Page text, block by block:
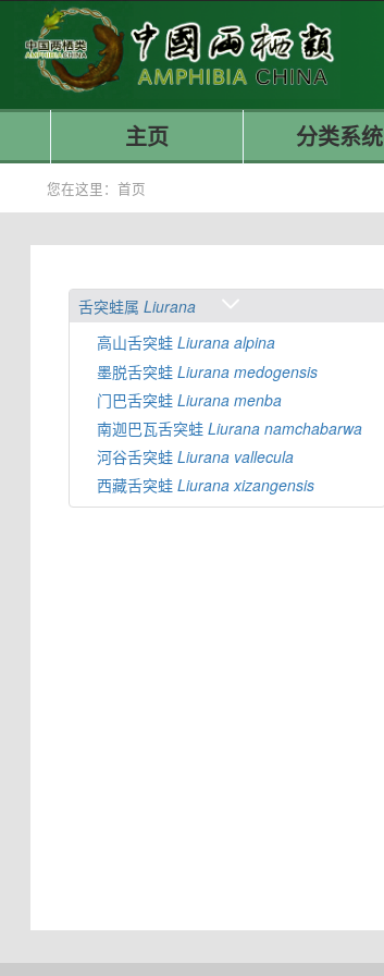
主页 分类系统
您在这里：首页
舌突蛙属Liurana
高山舌突蛙Liurana alpina
墨脱舌突蛙Liurana medogensis
门巴舌突蛙Liurana menba
南迦巴瓦舌突蛙Liurana namchabarwa
河谷舌突蛙Liurana vallecula
西藏舌突蛙Liurana xizangensis